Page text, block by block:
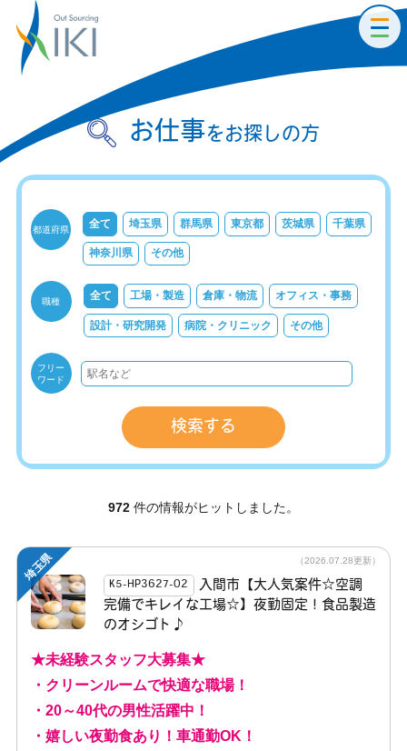
お仕事をお探しの方
都道府県 全て 埼玉県 群馬県 東京都 茨城県 千葉県
神奈川県 その他
職種 全て 工場・製造 倉庫・物流 オフィス・事務
設計・研究開発 病院・クリニック その他
フリー
ワード
972 件の情報がヒットしました。
K5-HP3627-02
入間市【大人気案件☆空調
完備でキレイな工場☆】夜勤固定！食品製造
のオシゴト♪
★未経験スタッフ大募集★
・クリーンルームで快適な職場！
・20～40代の男性活躍中！
・嬉しい夜勤食あり！車通勤OK！
（2026.07.28更新）
埼玉県